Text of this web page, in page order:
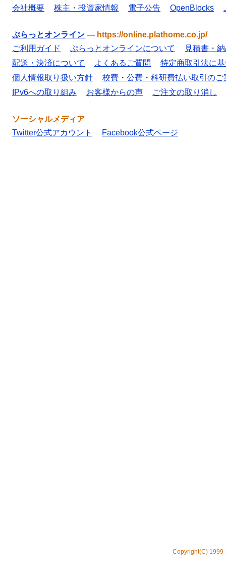
会社概要 株主・投資家情報 電子公告 OpenBlocks
ぷらっとオンライン — https://online.plathome.co.jp/
ご利用ガイド
ぷらっとオンラインについて
見積書・
配送・決済について
よくあるご質問
特定商取引法に
個人情報取り扱い方針
校費・公費・科研費払い取引のご
IPv6への取り組み
お客様からの声 ご注文の取り消し
ソーシャルメディア
Twitter公式アカウント
Facebook公式ページ
Copyright(C)